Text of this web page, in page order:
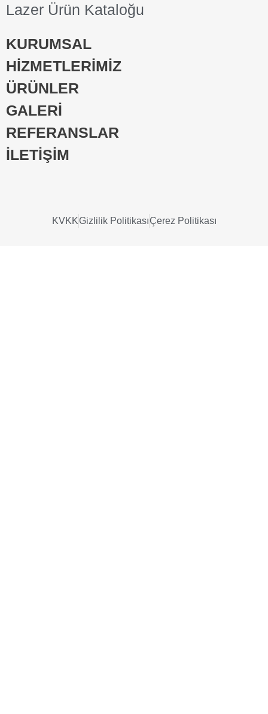
Lazer Ürün Kataloğu
KURUMSAL
HİZMETLERİMİZ
ÜRÜNLER
GALERİ
REFERANSLAR
İLETİŞİM
KVKKGizlilik PolitikasıÇerez Politikası